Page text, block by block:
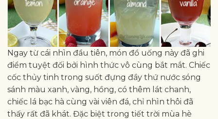
Ngay từ cái nhìn đầu tiên, món đồ uống này đã ghi
điểm tuyệt đối bởi hình thức vô cùng bắt mắt. Chiếc
cốc thủy tinh trong suốt đựng đầy thứ nước sóng
sánh màu xanh, vàng, hồng, có thêm lát chanh,
chiếc lá bạc hà cùng vài viên đá, chỉ nhìn thôi đã
thấy rất đã khát. Đặc biệt trong tiết trời mùa hè